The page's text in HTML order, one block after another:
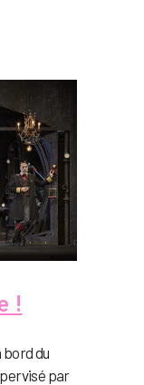
!
du
par